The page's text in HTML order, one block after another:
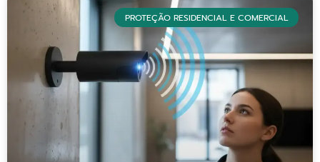
PROTEÇÃO RESIDENCIAL E COMERCIAL